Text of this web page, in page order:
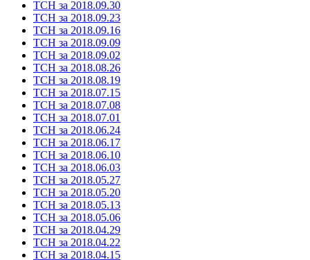
ТСН за 2018.09.30
ТСН за 2018.09.23
ТСН за 2018.09.16
ТСН за 2018.09.09
ТСН за 2018.09.02
ТСН за 2018.08.26
ТСН за 2018.08.19
ТСН за 2018.07.15
ТСН за 2018.07.08
ТСН за 2018.07.01
ТСН за 2018.06.24
ТСН за 2018.06.17
ТСН за 2018.06.10
ТСН за 2018.06.03
ТСН за 2018.05.27
ТСН за 2018.05.20
ТСН за 2018.05.13
ТСН за 2018.05.06
ТСН за 2018.04.29
ТСН за 2018.04.22
ТСН за 2018.04.15